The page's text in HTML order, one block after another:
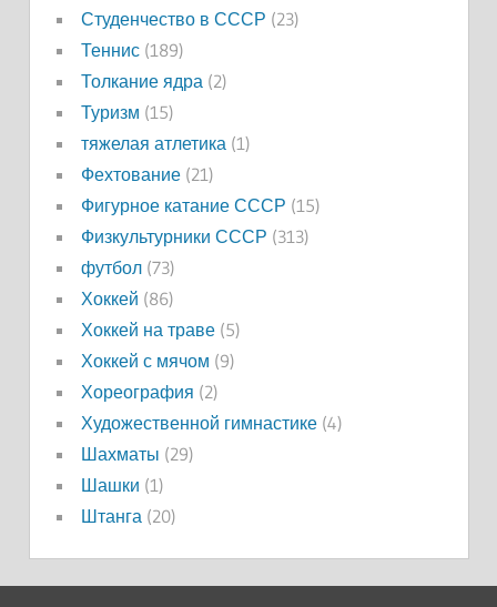
Студенчество в СССР (23)
Теннис(189)
Толкание ядра (2)
Туризм (15)
тяжелая атлетика (1)
Фехтование(21)
Фигурное катание СССР (15)
Физкультурники СССР (313)
футбол(73)
Хоккей (86)
Хоккей на траве(5)
Хоккей с мячом (9)
Хореография (2)
Художественной гимнастике(4)
Шахматы (29)
Шашки (1)
Штанга (20)